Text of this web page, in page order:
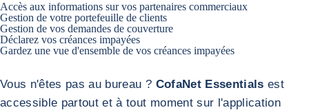
Accès aux informations sur vos partenaires commerciaux
Gestion de votre portefeuille de clients
Gestion de vos demandes de couverture
Déclarez vos créances impayées
Gardez une vue d'ensemble de vos créances impayées
Vous n'êtes pas au bureau ? CofaNet Essentials est
accessible partout et à tout moment sur l'application